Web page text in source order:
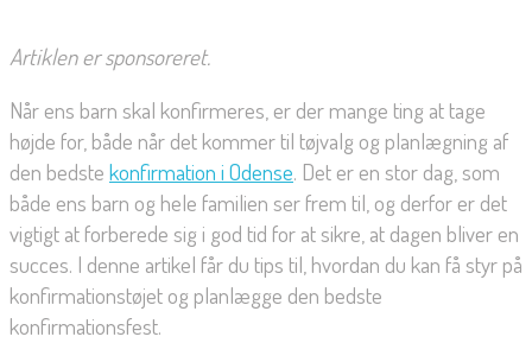
Artiklen er sponsoreret.
Når ens barn skal konfirmeres, er der mange ting at tage
højde for, både når det kommer til tøjvalg og planlægning af
den bedste konfirmation i Odense. Det er en stor dag, som
både ens barn og hele familien ser frem til, og derfor er det
vigtigt at forberede sig i god tid for at sikre, at dagen bliver en
succes. I denne artikel får du tips til, hvordan du kan få styr på
konfirmationstøjet og planlægge den bedste
konfirmationsfest.